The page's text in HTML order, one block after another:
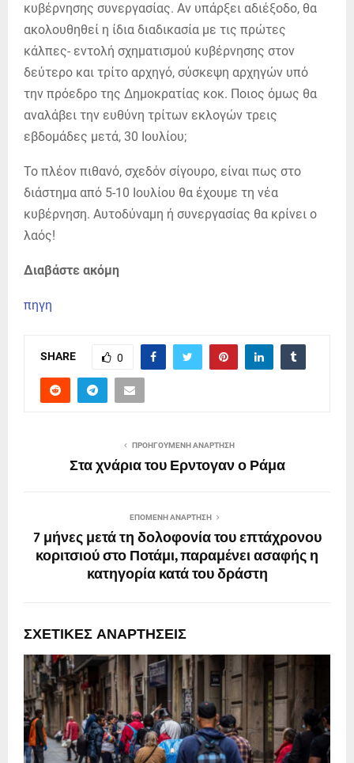
κυβέρνησης συνεργασίας. Αν υπάρξει αδιέξοδο, θα
ακολουθηθεί η ίδια διαδικασία με τις πρώτες
κάλπες- εντολή σχηματισμού κυβέρνησης στον
δεύτερο και τρίτο αρχηγό, σύσκεψη αρχηγών υπό
την πρόεδρο της Δημοκρατίας κοκ. Ποιος όμως θα
αναλάβει την ευθύνη τρίτων εκλογών τρεις
εβδομάδες μετά, 30 Ιουλίου;
Το πλέον πιθανό, σχεδόν σίγουρο, είναι πως στο
διάστημα από 5-10 Ιουλίου θα έχουμε τη νέα
κυβέρνηση. Αυτοδύναμη ή συνεργασίας θα κρίνει ο
λαός!
Διαβάστε ακόμη
πηγη
SHARE 0
ΠΡΟΗΓΟΎΜΕΝΗ ΑΝΆΡΤΗΣΗ
Στα χνάρια του Ερντογαν ο Ράμα
ΕΠΌΜΕΝΗ ΑΝΆΡΤΗΣΗ
7 μήνες μετά τη δολοφονία του επτάχρονου
κοριτσιού στο Ποτάμι, παραμένει ασαφής η
κατηγορία κατά του δράστη
ΣΧΕΤΙΚΈΣ ΑΝΑΡΤΉΣΕΙΣ